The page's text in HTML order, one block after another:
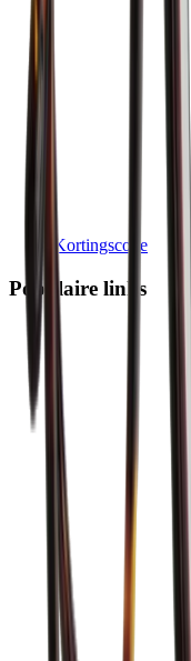
Kortingscode
Populaire links